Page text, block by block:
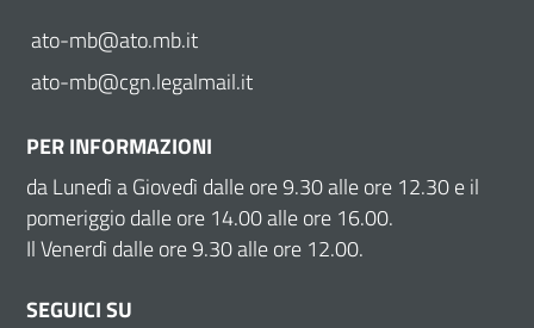
ato-mb@ato.mb.it
ato-mb@cgn.legalmail.it
PER INFORMAZIONI
da Lunedì a Giovedì dalle ore 9.30 alle ore 12.30 e il
pomeriggio dalle ore 14.00 alle ore 16.00.
Il Venerdì dalle ore 9.30 alle ore 12.00.
SEGUICI SU